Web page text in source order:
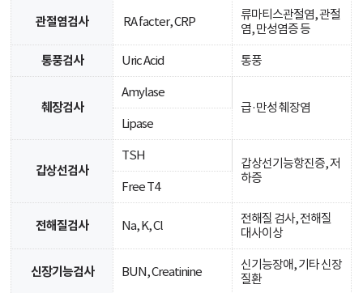
관절염검사 RA facter, CRP
류마티스관절염, 관절
염, 만성염증 등
통풍검사 Uric Acid 통풍
췌장검사
Amylase
급·만성 췌장염
Lipase
갑상선검사
TSH
갑상선기능항진증, 저
하증
Free T4
전해질검사 Na, K, Cl
전해질 검사, 전해질
대사이상
신장기능검사 BUN, Creatinine
신기능장애, 기타 신장
질환